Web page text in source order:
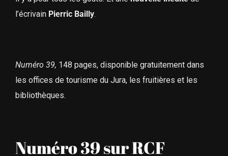
l’écrivain Pierric Bailly.
Numéro 39, 148 pages, disponible gratuitement dans
les offices de tourisme du Jura, les fruitières et les
bibliothèques.
Numéro 39 sur RCF